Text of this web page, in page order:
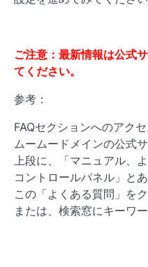
ご注意：最新情報は公式
てください。
参考：
FAQセクションへのアク
ムームードメインの公式
上段に、「マニュアル、
コントロールパネル」とあ
この「よくある質問」を
または、検索窓にキーワ